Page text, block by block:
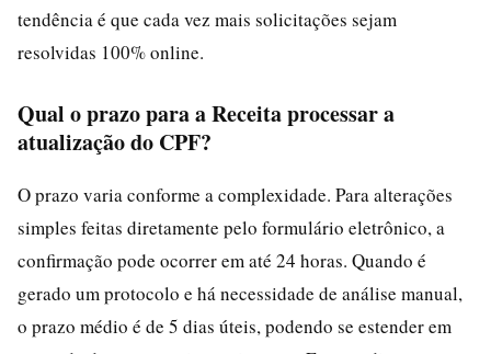
tendência é que cada vez mais solicitações sejam
resolvidas 100% online.
Qual o prazo para a Receita processar a
atualização do CPF?
O prazo varia conforme a complexidade. Para alterações
simples feitas diretamente pelo formulário eletrônico, a
confirmação pode ocorrer em até 24 horas. Quando é
gerado um protocolo e há necessidade de análise manual,
o prazo médio é de 5 dias úteis, podendo se estender em